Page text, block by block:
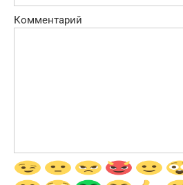
Комментарий